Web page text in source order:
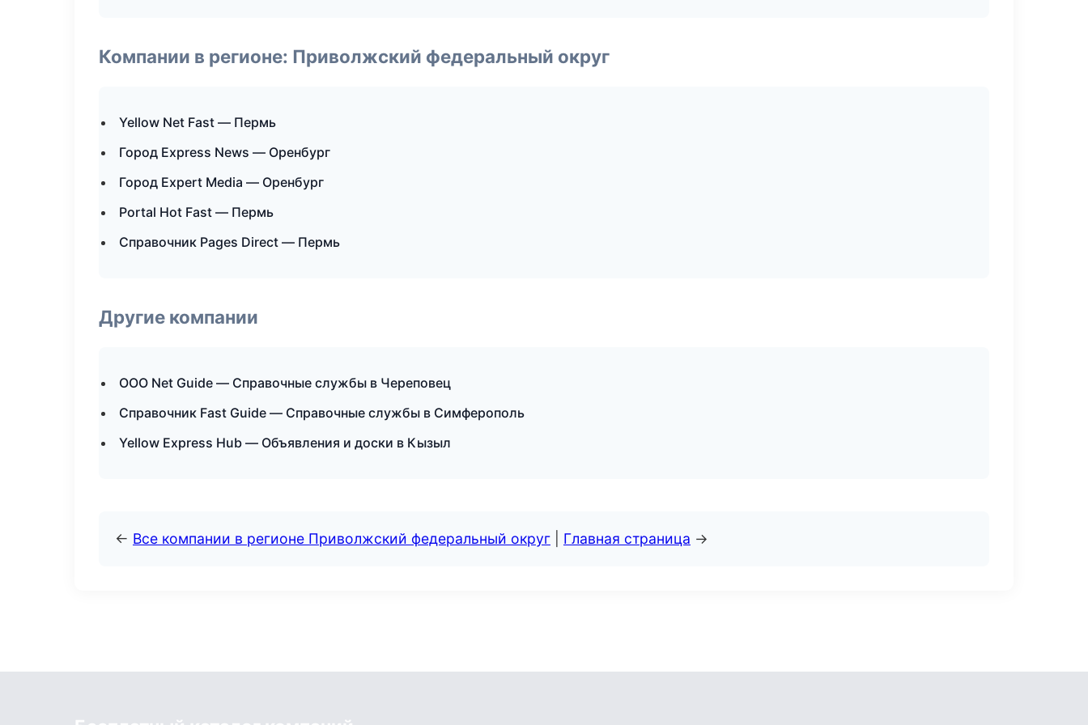
Компании в регионе: Приволжский федеральный округ
Yellow Net Fast — Пермь
Город Express News — Оренбург
Город Expert Media — Оренбург
Portal Hot Fast — Пермь
Справочник Pages Direct — Пермь
Другие компании
ООО Net Guide — Справочные службы в Череповец
Справочник Fast Guide — Справочные службы в Симферополь
Yellow Express Hub — Объявления и доски в Кызыл
← Все компании в регионе Приволжский федеральный округ Главная страница →